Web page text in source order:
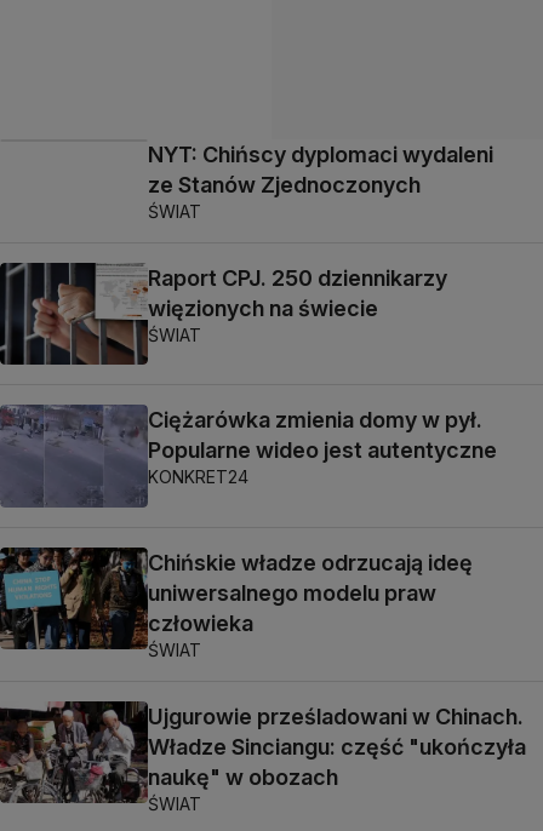
NYT: Chińscy dyplomaci wydaleni
ze Stanów Zjednoczonych
ŚWIAT
Raport CPJ. 250 dziennikarzy
więzionych na świecie
ŚWIAT
Ciężarówka zmienia domy w pył.
Popularne wideo jest autentyczne
KONKRET24
Chińskie władze odrzucają ideę
uniwersalnego modelu praw
człowieka
ŚWIAT
Ujgurowie prześladowani w Chinach.
Władze Sinciangu: część "ukończyła
naukę" w obozach
ŚWIAT